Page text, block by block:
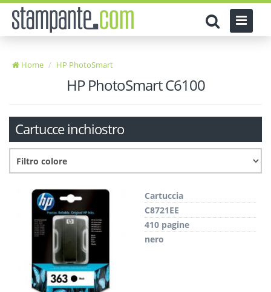
Home HP PhotoSmart
HP PhotoSmart C6100
Cartucce inchiostro
Cartuccia
C8721EE
410 pagine
nero